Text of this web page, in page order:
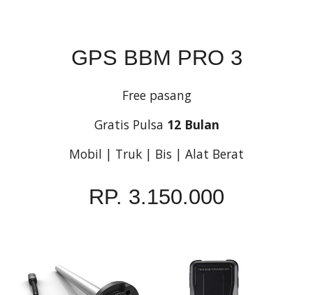
GPS BBM PRO 3
Free pasang
Gratis Pulsa 12 Bulan
Mobil | Truk | Bis | Alat Berat
RP. 3.150.000